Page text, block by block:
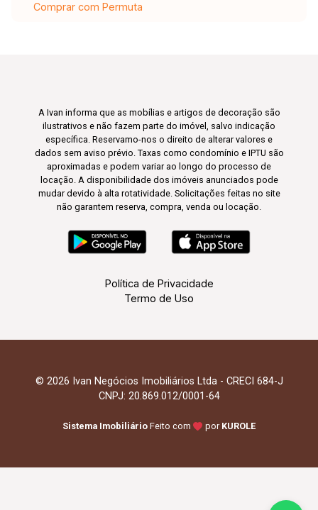
Comprar com Permuta
A Ivan informa que as mobílias e artigos de decoração são
ilustrativos e não fazem parte do imóvel, salvo indicação
específica. Reservamo-nos o direito de alterar valores e
dados sem aviso prévio. Taxas como condomínio e IPTU são
aproximadas e podem variar ao longo do processo de
locação. A disponibilidade dos imóveis anunciados pode
mudar devido à alta rotatividade. Solicitações feitas no site
não garantem reserva, compra, venda ou locação.
Política de Privacidade
Termo de Uso
© 2026 Ivan Negócios Imobiliários Ltda - CRECI 684-J
CNPJ: 20.869.012/0001-64
Sistema Imobiliário Feito com por KUROLE